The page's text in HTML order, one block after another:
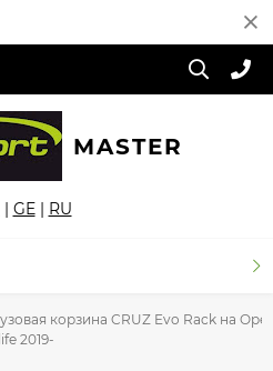
MASTER
| GE| RU
корзина CRUZ Evo Rack на Opel
2019-